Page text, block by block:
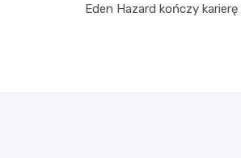
Eden Hazard kończy